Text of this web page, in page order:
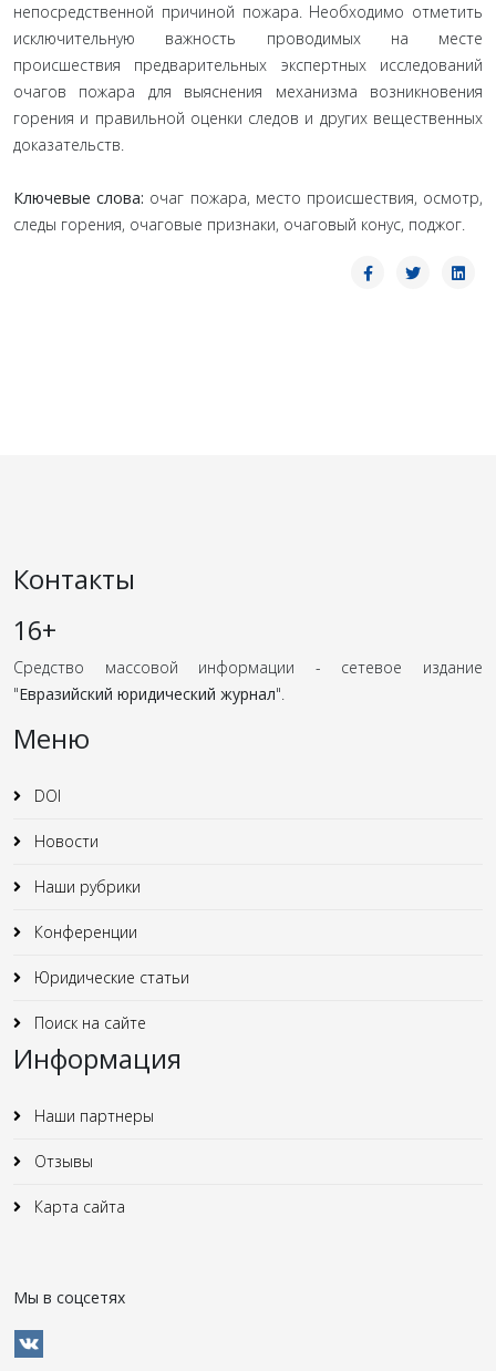
непосредственной причиной пожара. Необходимо отметить
исключительную важность проводимых на месте
происшествия предварительных экспертных исследований
очагов пожара для выяснения механизма возникновения
горения и правильной оценки следов и других вещественных
доказательств.
Ключевые слова: очаг пожара, место происшествия, осмотр,
следы горения, очаговые признаки, очаговый конус, поджог.
Контакты
16+
Средство массовой информации - сетевое издание
"Евразийский юридический журнал".
Меню
DOI
Новости
Наши рубрики
Конференции
Юридические статьи
Поиск на сайте
Информация
Наши партнеры
Отзывы
Карта сайта
Мы в соцсетях